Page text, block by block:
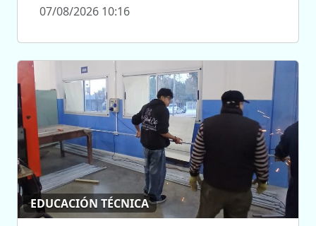
07/08/2026 10:16
EDUCACIÓN TÉCNICA